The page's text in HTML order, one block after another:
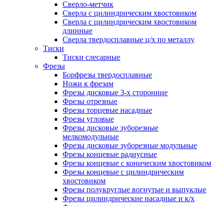
Сверло-метчик
Сверла с цилиндрическим хвостовиком
Сверла с цилиндрическим хвостовиком
длинные
Сверла твердосплавные ц/х по металлу
Тиски
Тиски слесарные
Фрезы
Борфрезы твердосплавные
Ножи к фрезам
Фрезы дисковые 3-х сторонние
Фрезы отрезные
Фрезы торцевые насадные
Фрезы угловые
Фрезы дисковые зуборезные
мелкомодульные
Фрезы дисковые зуборезные модульные
Фрезы концевые радиусные
Фрезы концевые с коническим хвостовиком
Фрезы концевые с цилиндрическим
хвостовиком
Фрезы полукруглые вогнутые и выпуклые
Фрезы цилиндрические насадные и к/х